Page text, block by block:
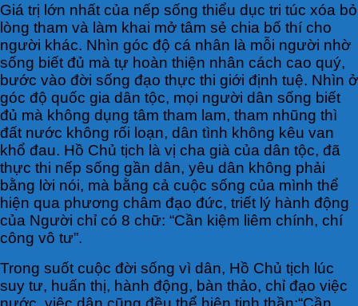
Giá trị lớn nhất của nếp sống thiểu dục tri túc xóa bỏ
lòng tham và làm khai mở tâm sẻ chia bố thí cho
người khác. Nhìn góc độ cá nhân là mỗi người nhờ
sống biết đủ mà tự hoàn thiện nhân cách cao quý,
bước vào đời sống đạo thực thi giới định tuệ. Nhìn ở
góc độ quốc gia dân tộc, mọi người dân sống biết
đủ mà không dụng tâm tham lam, tham nhũng thì
đất nước không rối loạn, dân tình không kêu van
khổ đau. Hồ Chủ tịch là vị cha già của dân tộc, đã
thực thi nếp sống gần dân, yêu dân không phải
bằng lời nói, mà bằng cả cuộc sống của mình thể
hiện qua phương châm đạo đức, triết lý hành động
của Người chỉ có 8 chữ: “Cần kiệm liêm chính, chí
công vô tư”.
Trong suốt cuộc đời sống vì dân, Hồ Chủ tịch lúc
suy tư, huấn thị, hành động, bàn thảo, chỉ đạo việc